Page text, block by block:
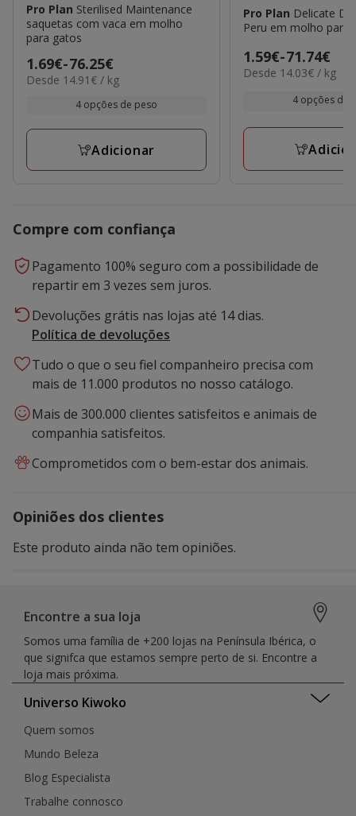
Pro Plan Sterilised Maintenance
saquetas com vaca em molho
para gatos
Preço
de
76.25€
1.69€-76.25€
14.91€
Desde 14.91€ / kg
4 opções de peso
Adicionar
Pro Plan Delicate
Peru em molho para
Preço
de
71.74€
1.59€-71.74€
14.03€
Desde 14.03€ / kg
4 opções de
Compre com confiança
Pagamento 100% seguro com a possibilidade de
repartir em 3 vezes sem juros.
Devoluções grátis nas lojas até 14 dias.
Política de devoluções
Tudo o que o seu fiel companheiro precisa com
mais de 11.000 produtos no nosso catálogo.
Mais de 300.000 clientes satisfeitos e animais de
companhia satisfeitos.
Comprometidos com o bem-estar dos animais.
Opiniões dos clientes
Este produto ainda não tem opiniões.
Encontre a sua loja
Somos uma família de +200 lojas na Península Ibérica, o
que signifca que estamos sempre perto de si. Encontre a
loja mais próxima.
Universo Kiwoko
Quem somos
Mundo Beleza
Blog Especialista
Trabalhe connosco